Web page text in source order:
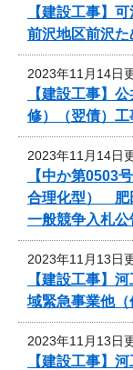
【建設工事】
前沢地区前沢
2023年11月14日
【建設工事】
修）（翌債）
2023年11月14日
【中か第0503
合理化型） 肥
一般競争入札公
2023年11月13日
【建設工事】
域緊急事業他
2023年11月13日
【建設工事】